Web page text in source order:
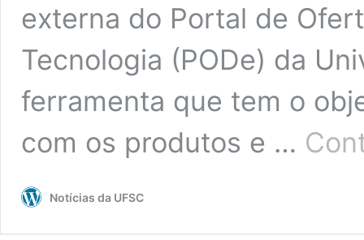
externa do Portal de
Tecnologia (PODe) da
ferramenta que tem o
com os produtos e …
Notícias da UFSC